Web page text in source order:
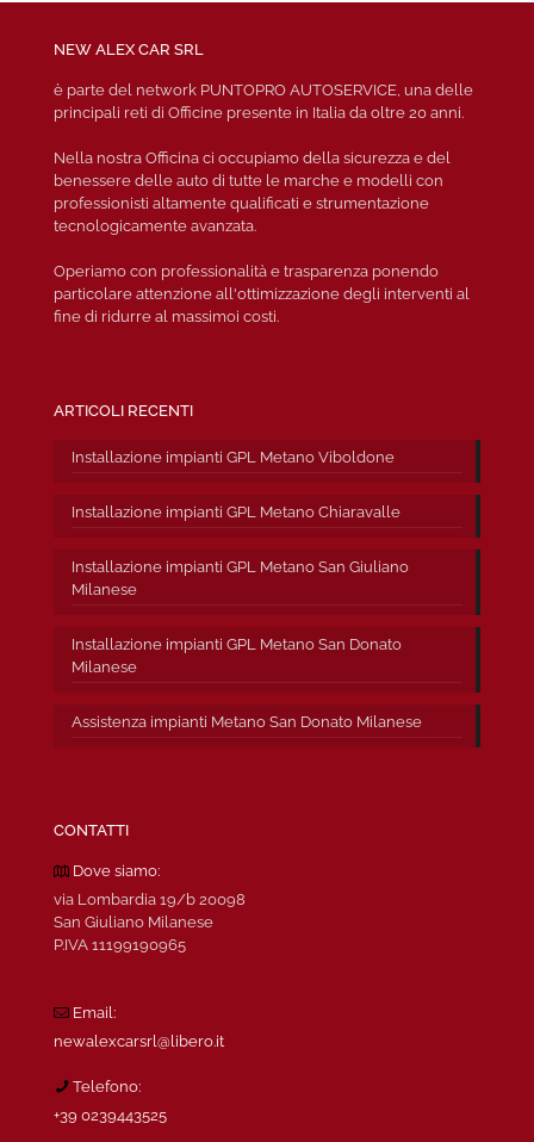
NEW ALEX CAR SRL
è parte del network PUNTOPRO AUTOSERVICE, una delle
principali reti di Officine presente in Italia da oltre 20 anni.
Nella nostra Officina ci occupiamo della sicurezza e del
benessere delle auto di tutte le marche e modelli con
professionisti altamente qualificati e strumentazione
tecnologicamente avanzata.
Operiamo con professionalità e trasparenza ponendo
particolare attenzione all'ottimizzazione degli interventi al
fine di ridurre al massimoi costi.
ARTICOLI RECENTI
Installazione impianti GPL Metano Viboldone
Installazione impianti GPL Metano Chiaravalle
Installazione impianti GPL Metano San Giuliano
Milanese
Installazione impianti GPL Metano San Donato
Milanese
Assistenza impianti Metano San Donato Milanese
CONTATTI
Dove siamo:
via Lombardia 19/b 20098
San Giuliano Milanese
P.IVA 11199190965
Email:
newalexcarsrl@libero.it
Telefono:
+39 0239443525